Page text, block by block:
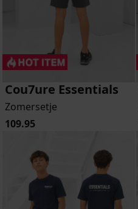
Cou7ure Essentials
Zomersetje
109.95